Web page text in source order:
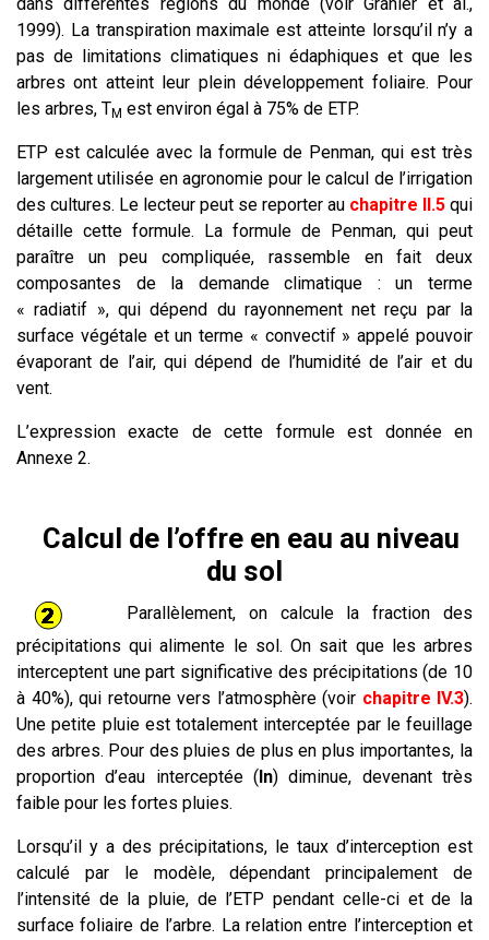
1999). La transpiration maximale est atteinte lorsqu’il n’y a
pas de limitations climatiques ni édaphiques et que les
arbres ont atteint leur plein développement foliaire. Pour
les arbres, TM est environ égal à 75% de ETP.
ETP est calculée avec la formule de Penman, qui est très
largement utilisée en agronomie pour le calcul de l’irrigation
des cultures. Le lecteur peut se reporter au chapitre II.5 qui
détaille cette formule. La formule de Penman, qui peut
paraître un peu compliquée, rassemble en fait deux
composantes de la demande climatique : un terme
« radiatif », qui dépend du rayonnement net reçu par la
surface végétale et un terme « convectif » appelé pouvoir
évaporant de l’air, qui dépend de l’humidité de l’air et du
vent.
L’expression exacte de cette formule est donnée en
Annexe 2.
Calcul de l’offre en eau au niveau
du sol
Parallèlement, on calcule la fraction des
précipitations qui alimente le sol. On sait que les arbres
interceptent une part significative des précipitations (de 10
à 40%), qui retourne vers l’atmosphère (voir chapitre IV.3).
Une petite pluie est totalement interceptée par le feuillage
des arbres. Pour des pluies de plus en plus importantes, la
proportion d’eau interceptée ( In) diminue, devenant très
faible pour les fortes pluies.
Lorsqu’il y a des précipitations, le taux d’interception est
calculé par le modèle, dépendant principalement de
l’intensité de la pluie, de l’ETP pendant celle-ci et de la
surface foliaire de l’arbre. La relation entre l’interception et